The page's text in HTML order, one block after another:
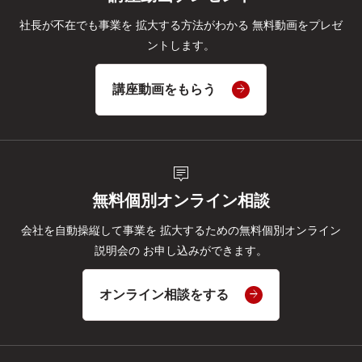
社長が不在でも事業を 拡大する方法がわかる 無料動画をプレゼ
ントします。
講座動画をもらう
tooltip_2
無料個別オンライン相談
会社を自動操縦して事業を 拡大するための無料個別オンライン
説明会の お申し込みができます。
オンライン相談をする